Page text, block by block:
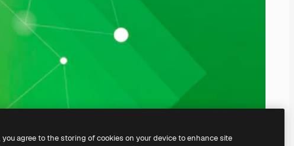
you agree to the storing of cookies on your device to enhance site